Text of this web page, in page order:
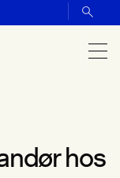
hos